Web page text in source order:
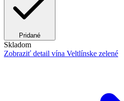
Pridané
Skladom
Zobraziť detail vína Veltlínske zelené